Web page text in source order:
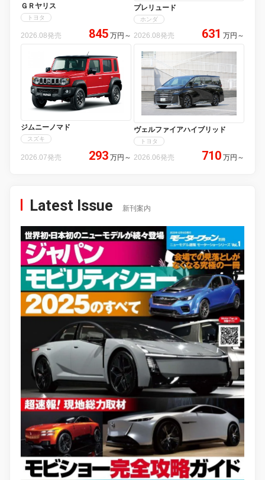
ＧＲヤリス
トヨタ
2026.08発売 845 万円 ～
プレリュード
ホンダ
2026.08発売 631 万円 ～
ジムニーノマド
スズキ
2026.07発売 293 万円 ～
ヴェルファイアハイブリッド
トヨタ
2026.06発売 710 万円 ～
Latest Issue 新刊案内